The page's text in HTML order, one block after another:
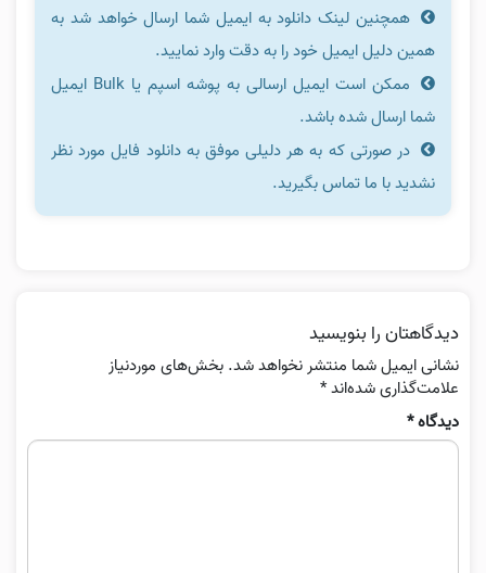
همچنین لینک دانلود به ایمیل شما ارسال خواهد شد به
همین دلیل ایمیل خود را به دقت وارد نمایید.
ممکن است ایمیل ارسالی به پوشه اسپم یا Bulk ایمیل
شما ارسال شده باشد.
در صورتی که به هر دلیلی موفق به دانلود فایل مورد نظر
نشدید با ما تماس بگیرید.
دیدگاهتان را بنویسید
نشانی ایمیل شما منتشر نخواهد شد. بخش‌های موردنیاز
علامت‌گذاری شده‌اند*
دیدگاه*